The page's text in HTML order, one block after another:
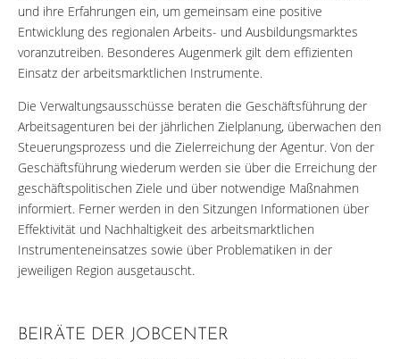
und ihre Erfahrungen ein, um gemeinsam eine positive
Entwicklung des regionalen Arbeits- und Ausbildungsmarktes
voranzutreiben. Besonderes Augenmerk gilt dem effizienten
Einsatz der arbeitsmarktlichen Instrumente.
Die Verwaltungsausschüsse beraten die Geschäftsführung der
Arbeitsagenturen bei der jährlichen Zielplanung, überwachen den
Steuerungsprozess und die Zielerreichung der Agentur. Von der
Geschäftsführung wiederum werden sie über die Erreichung der
geschäftspolitischen Ziele und über notwendige Maßnahmen
informiert. Ferner werden in den Sitzungen Informationen über
Effektivität und Nachhaltigkeit des arbeitsmarktlichen
Instrumenteneinsatzes sowie über Problematiken in der
jeweiligen Region ausgetauscht.
BEIRÄTE DER JOBCENTER